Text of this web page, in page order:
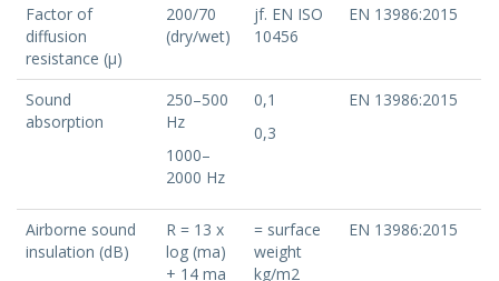
Factor of
diffusion
resistance (μ)
200/70
(dry/wet)
jf. EN ISO
10456
EN 13986:2015
Sound
absorption
250–500
Hz
1000–
2000 Hz
0,1
0,3
EN 13986:2015
Airborne sound
insulation (dB)
R = 13 x
log (ma)
+ 14 ma
= surface
weight
kg/m2
EN 13986:2015